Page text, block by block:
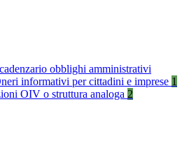
obblighi amministrativi
informativi per cittadini e imprese 1
OIV o struttura analoga 2